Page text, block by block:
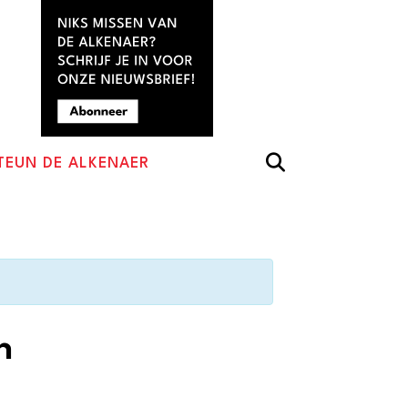
DE ALKENAER